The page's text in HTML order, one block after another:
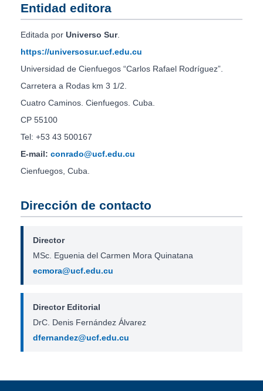
Entidad editora
Editada por Universo Sur.
https://universosur.ucf.edu.cu
Universidad de Cienfuegos “Carlos Rafael Rodríguez”.
Carretera a Rodas km 3 1/2.
Cuatro Caminos. Cienfuegos. Cuba.
CP 55100
Tel: +53 43 500167
E-mail: conrado@ucf.edu.cu
Cienfuegos, Cuba.
Dirección de contacto
Director
MSc. Eguenia del Carmen Mora Quinatana
ecmora@ucf.edu.cu
Director Editorial
DrC. Denis Fernández Álvarez
dfernandez@ucf.edu.cu